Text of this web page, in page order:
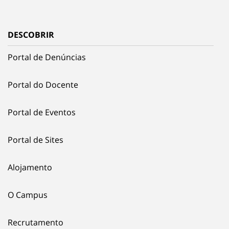
DESCOBRIR
Portal de Denúncias
Portal do Docente
Portal de Eventos
Portal de Sites
Alojamento
O Campus
Recrutamento